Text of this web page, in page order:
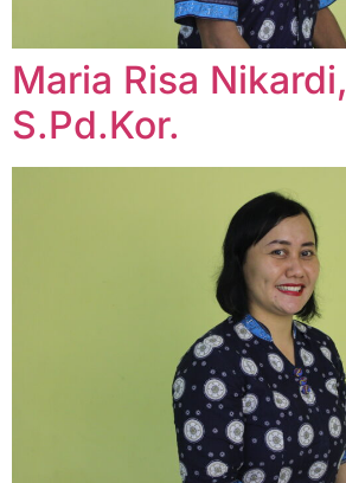
Maria Risa Nikardi,
S.Pd.Kor.